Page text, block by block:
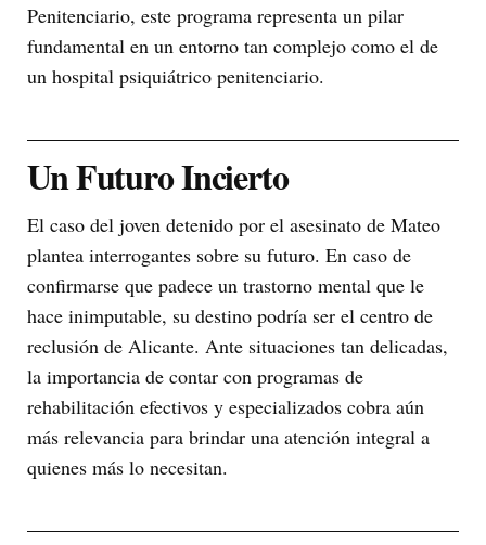
Penitenciario, este programa representa un pilar
fundamental en un entorno tan complejo como el de
un hospital psiquiátrico penitenciario.
Un Futuro Incierto
El caso del joven detenido por el asesinato de Mateo
plantea interrogantes sobre su futuro. En caso de
confirmarse que padece un trastorno mental que le
hace inimputable, su destino podría ser el centro de
reclusión de Alicante. Ante situaciones tan delicadas,
la importancia de contar con programas de
rehabilitación efectivos y especializados cobra aún
más relevancia para brindar una atención integral a
quienes más lo necesitan.